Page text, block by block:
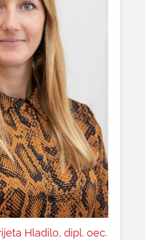
Hladilo, dipl. oec.